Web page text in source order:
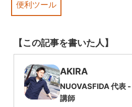
便利ツール
【この記事を書いた人】
AKIRA
NUOVASFIDA 代表 -
講師